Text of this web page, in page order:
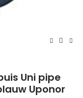
Uni pipe
Uponor